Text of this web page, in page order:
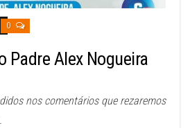
0
Padre Alex Nogueira
nos comentários que rezaremos